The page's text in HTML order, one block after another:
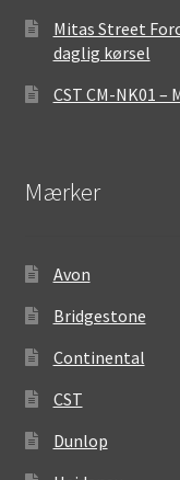
Mitas Street
daglig kørsel
CST CM-NK01
Mærker
Avon
Bridgestone
Continental
CST
Dunlop